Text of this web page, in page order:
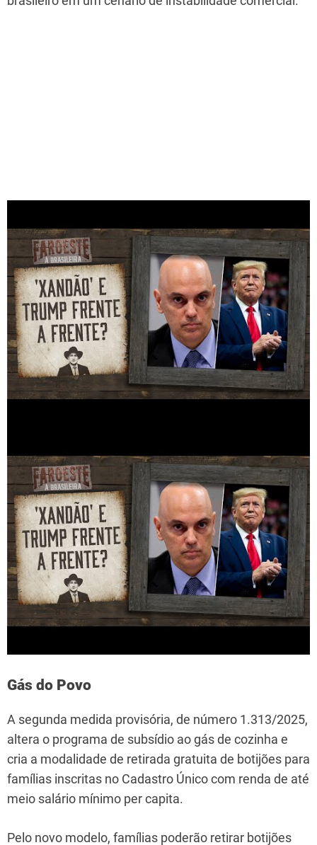
Gás do Povo
A segunda medida provisória, de número 1.313/2025,
altera o programa de subsídio ao gás de cozinha e
cria a modalidade de retirada gratuita de botijões para
famílias inscritas no Cadastro Único com renda de até
meio salário mínimo per capita.
Pelo novo modelo, famílias poderão retirar botijões